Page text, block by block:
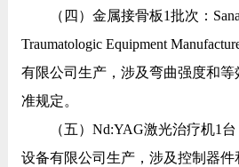
（四）金属接骨板1批次：
Traumatologic Equipment
有限公司生产，涉及弯曲强度和
准规定。
（五）Nd:YAG激光治疗机1台
设备有限公司生产，涉及控制器